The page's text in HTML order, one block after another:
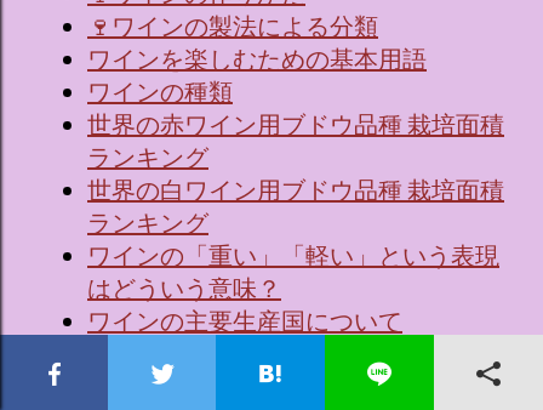
🍷ワインの製法による分類
ワインを楽しむための基本用語
ワインの種類
世界の赤ワイン用ブドウ品種 栽培面積
ランキング
世界の白ワイン用ブドウ品種 栽培面積
ランキング
ワインの「重い」「軽い」という表現
はどういう意味？
ワインの主要生産国について
🇫🇷 フランスワインの主要産地、品
種、および象徴するワイン